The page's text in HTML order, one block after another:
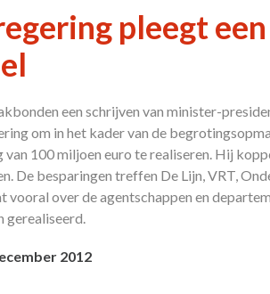
pleegt
een schrijven van minister-
om in het kader van de
100 miljoen euro te realiseren. Hij
De besparingen treffen De Lijn, VRT,
over de agentschappen en
gerealiseerd.
2012